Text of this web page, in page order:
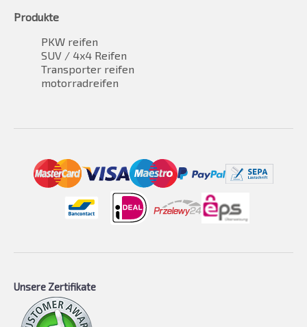
Produkte
PKW reifen
SUV / 4x4 Reifen
Transporter reifen
motorradreifen
Unsere Zertifikate